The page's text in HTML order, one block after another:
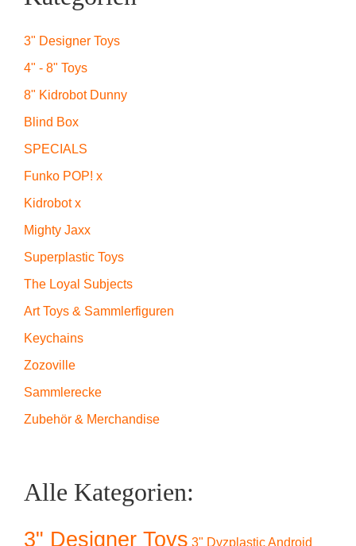
3" Designer Toys
4" - 8" Toys
8" Kidrobot Dunny
Blind Box
SPECIALS
Funko POP! x
Kidrobot x
Mighty Jaxx
Superplastic Toys
The Loyal Subjects
Art Toys & Sammlerfiguren
Keychains
Zozoville
Sammlerecke
Zubehör & Merchandise
Alle Kategorien:
3" Designer Toys 3" Dyzplastic Android